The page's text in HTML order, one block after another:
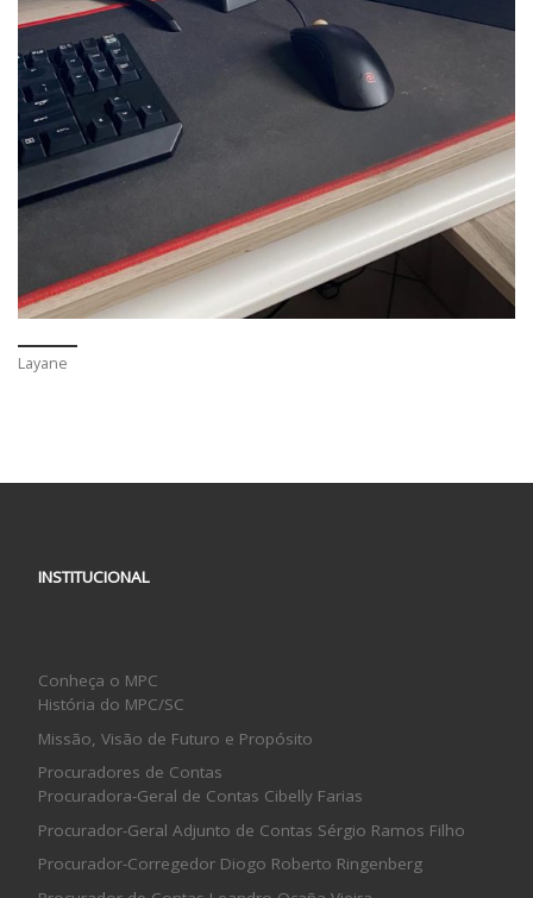
Layane
INSTITUCIONAL
Conheça o MPC
História do MPC/SC
Missão, Visão de Futuro e Propósito
Procuradores de Contas
Procuradora-Geral de Contas Cibelly Farias
Procurador-Geral Adjunto de Contas Sérgio Ramos Filho
Procurador-Corregedor Diogo Roberto Ringenberg